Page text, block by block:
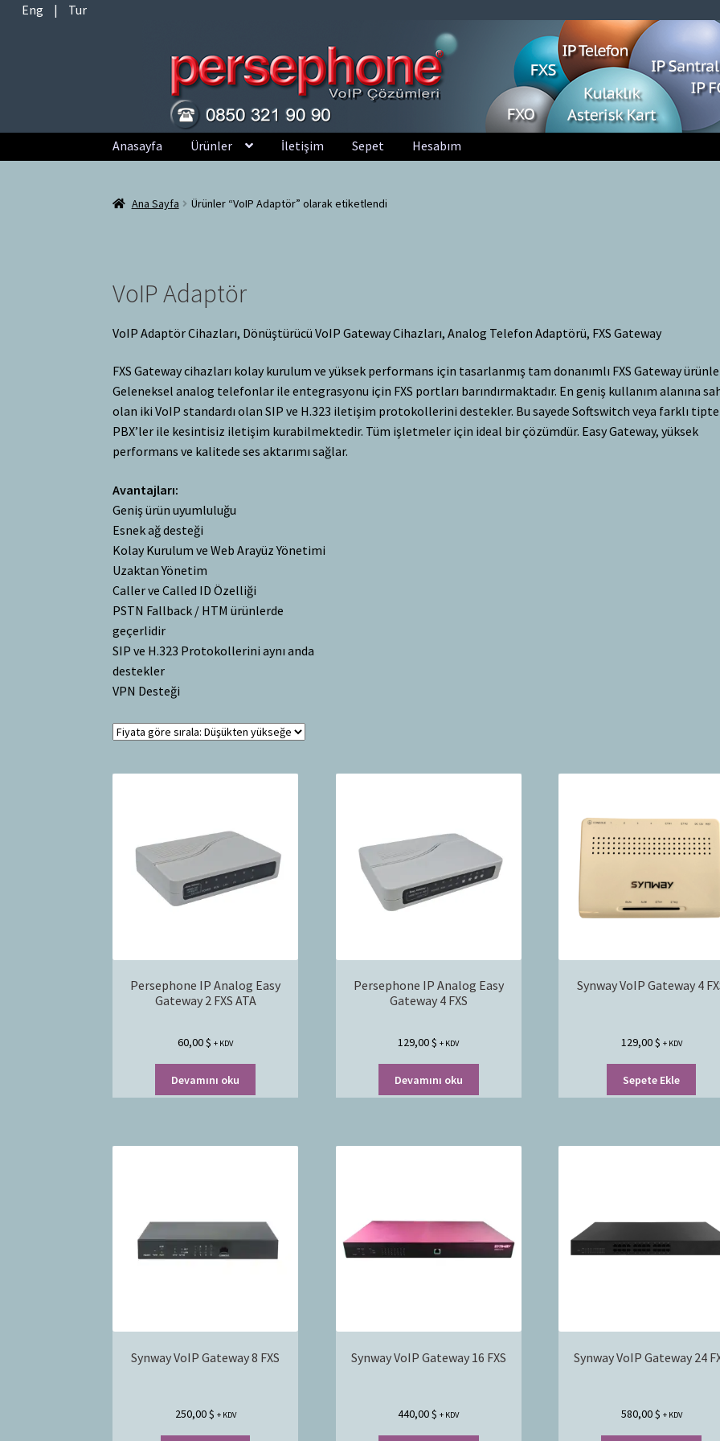
Eng | Tur
Dolaşıma
geç
İçeriğe
geç
Anasayfa Ürünler İletişim Sepet Hesabım
Ana Sayfa Ürünler “VoIP Adaptör” olarak etiketlendi
VoIP Adaptör
VoIP Adaptör Cihazları, Dönüştürücü VoIP Gateway Cihazları, Analog Telefon Adaptörü, FXS Gateway
FXS Gateway cihazları kolay kurulum ve yüksek performans için tasarlanmış tam donanımlı FXS Gateway
Geleneksel analog telefonlar ile entegrasyonu için FXS portları barındırmaktadır. En geniş kullanım alanına
olan iki VoIP standardı olan SIP ve H.323 iletişim protokollerini destekler. Bu sayede Softswitch veya farklı
PBX’ler ile kesintisiz iletişim kurabilmektedir. Tüm işletmeler için ideal bir çözümdür. Easy Gateway, yüksek
performans ve kalitede ses aktarımı sağlar.
Avantajları:
Geniş ürün uyumluluğu
Esnek ağ desteği
Kolay Kurulum ve Web Arayüz Yönetimi
Uzaktan Yönetim
Caller ve Called ID Özelliği
PSTN Fallback / HTM ürünlerde
geçerlidir
SIP ve H.323 Protokollerini aynı anda
destekler
VPN Desteği
Persephone IP Analog Easy
Gateway 2 FXS ATA
60,00$ + KDV
Devamını oku
Persephone IP Analog Easy
Gateway 4 FXS
129,00$ + KDV
Devamını oku
Synway VoIP Gateway 4
129,00$ + KDV
Sepete Ekle
Synway VoIP Gateway 8 FXS
250,00$ + KDV
Synway VoIP Gateway 16 FXS
440,00$ + KDV
Synway VoIP Gateway 24
580,00$ + KDV